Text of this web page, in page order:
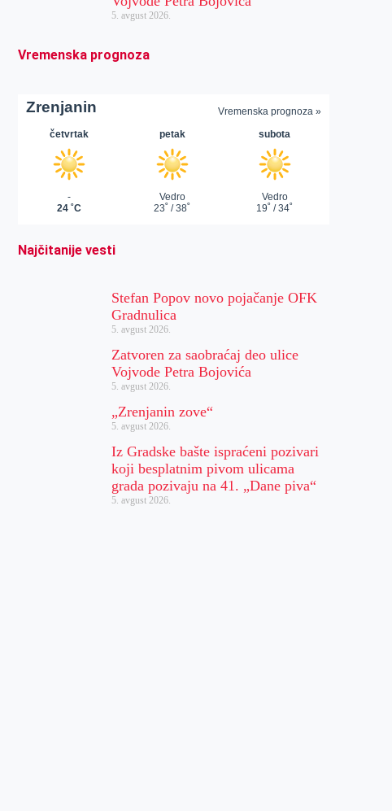
5. avgust 2026.
Vremenska prognoza
Najčitanije vesti
Stefan Popov novo pojačanje OFK
Gradnulica
5. avgust 2026.
Zatvoren za saobraćaj deo ulice
Vojvode Petra Bojovića
5. avgust 2026.
„Zrenjanin zove“
5. avgust 2026.
Iz Gradske bašte ispraćeni pozivari
koji besplatnim pivom ulicama
grada pozivaju na 41. „Dane piva“
5. avgust 2026.